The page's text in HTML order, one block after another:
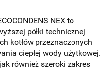
NEX to
półki technicznej
kotłów przeznaczonych
ciepłej wody użytkowej.
również szeroki zakres